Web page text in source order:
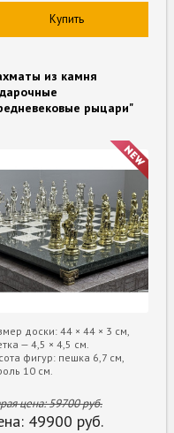
Купить
из камня
рыцари"
доски: 44 × 44 × 3 см,
— 4,5 × 4,5 см.
фигур: пешка 6,7 см,
10 см.
цена:59700руб.
49900 руб.